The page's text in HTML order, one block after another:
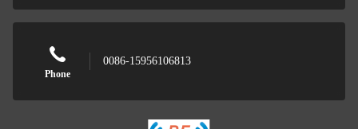
Phone
0086-15956106813